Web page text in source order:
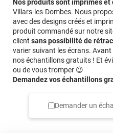
Nos produits sont imprimés et
Villars-les-Dombes. Nous
avec des designs créés et
produit commandé sur notre
client sans possibilité de
varier suivant les écrans.
nos échantillons gratuits ! Et
ou de vous tromper 😉
Demandez vos échantillons
Demander un